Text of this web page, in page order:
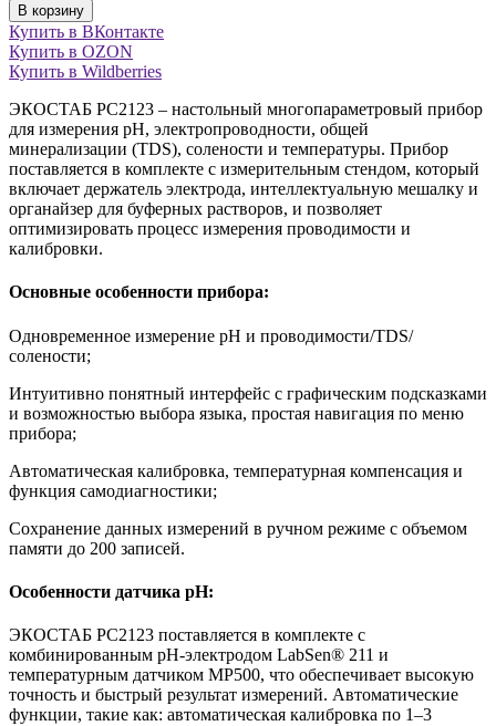
В корзину
Купить в ВКонтакте
Купить в OZON
Купить в Wildberries
ЭКОСТАБ PC2123 – настольный многопараметровый прибор
для измерения рН, электропроводности, общей
минерализации (TDS), солености и температуры. Прибор
поставляется в комплекте с измерительным стендом, который
включает держатель электрода, интеллектуальную мешалку и
органайзер для буферных растворов, и позволяет
оптимизировать процесс измерения проводимости и
калибровки.
Основные особенности прибора:
Одновременное измерение pH и проводимости/TDS/
солености;
Интуитивно понятный интерфейс с графическим подсказками
и возможностью выбора языка, простая навигация по меню
прибора;
Автоматическая калибровка, температурная компенсация и
функция самодиагностики;
Сохранение данных измерений в ручном режиме с объемом
памяти до 200 записей.
Особенности датчика pH:
ЭКОСТАБ PC2123 поставляется в комплекте с
комбинированным pH-электродом LabSen® 211 и
температурным датчиком MP500, что обеспечивает высокую
точность и быстрый результат измерений. Автоматические
функции, такие как: автоматическая калибровка по 1–3